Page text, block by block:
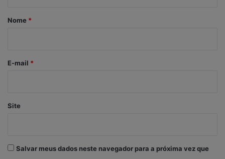
r
*
Nome *
E-mail *
Site
Salvar meus dados neste navegador para a próxima vez que